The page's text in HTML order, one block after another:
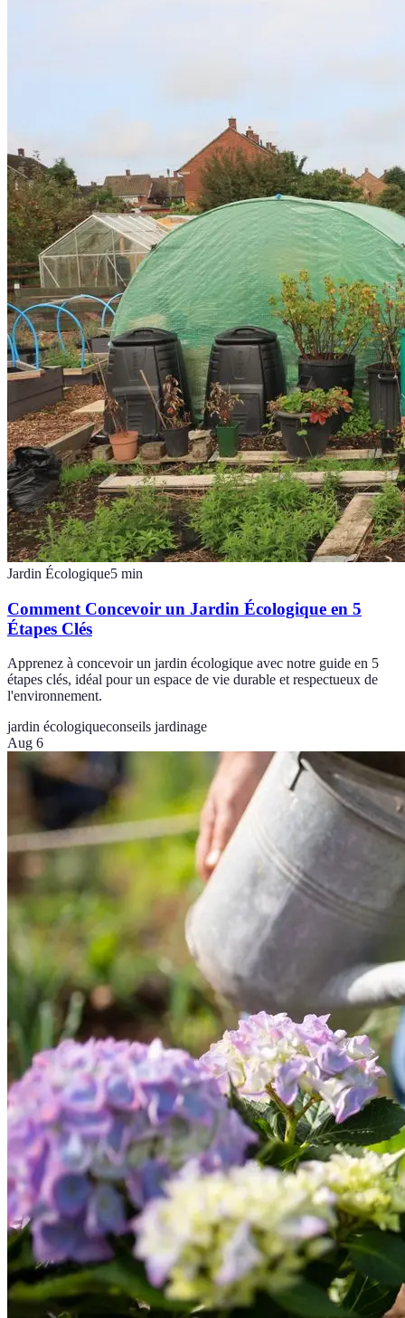
Jardin Écologique5 min
Comment Concevoir un Jardin Écologique en 5
Étapes Clés
Apprenez à concevoir un jardin écologique avec notre guide en 5
étapes clés, idéal pour un espace de vie durable et respectueux de
l'environnement.
jardin écologiqueconseils jardinage
Aug 6